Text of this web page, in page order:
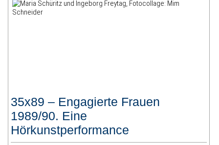
35x89 – Engagierte Frauen
1989/90. Eine
Hörkunstperformance